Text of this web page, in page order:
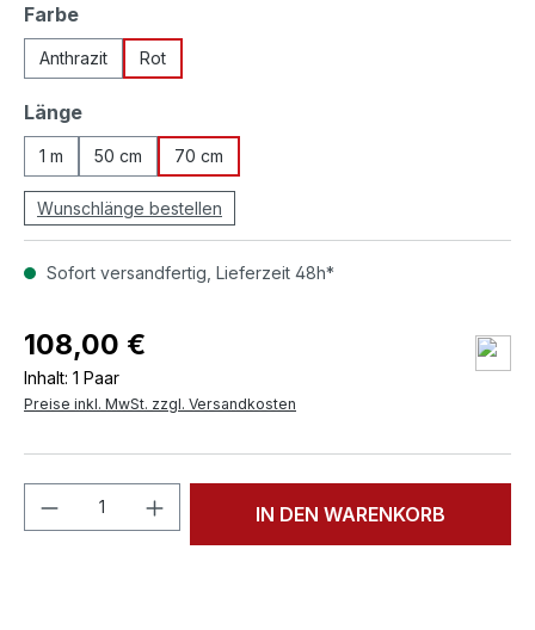
Farbeauswählen
Anthrazit Rot
Längeauswählen
1 m 50 cm 70 cm
Wunschlänge bestellen
Sofort versandfertig, Lieferzeit 48h*
108,00 €
Inhalt: 1 Paar
Preise inkl. MwSt. zzgl. Versandkosten
Produkt Anzahl: Gib denIN DEN WARENKORB